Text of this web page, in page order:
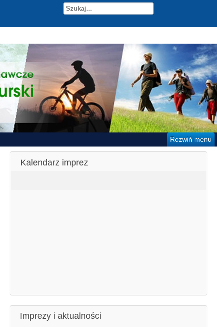
Rozwiń menu
Kalendarz imprez
Imprezy i aktualności